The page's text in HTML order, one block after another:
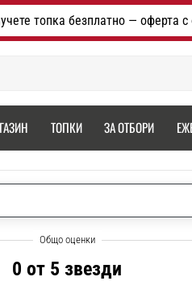
топка безплатно — оферта с
ТОПКИ ЗА ОТБОРИ
0 от 5 звезди